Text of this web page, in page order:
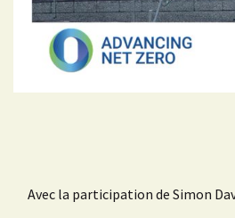
Avec la participation de Simon